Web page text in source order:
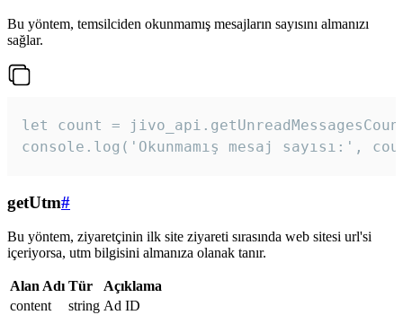
Bu yöntem, temsilciden okunmamış mesajların sayısını almanızı
sağlar.
let count =
console.log('Okunmamış mesaj sayısı:',
getUtm#
Bu yöntem, ziyaretçinin ilk site ziyareti sırasında web sitesi url'si
içeriyorsa, utm bilgisini almanıza olanak tanır.
Alan Adı Tür
Açıklama
content
string Ad ID